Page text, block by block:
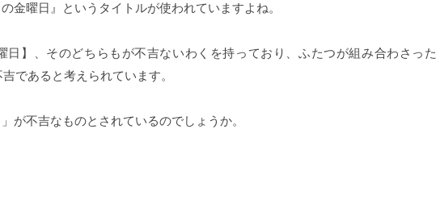
金曜日』というタイトルが使われていますよね。
日】、そのどちらもが不吉ないわくを持っており、ふたつが組み合わさった
であると考えられています。
が不吉なものとされているのでしょうか。